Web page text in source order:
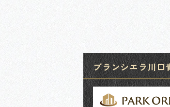
ブランシエラ川口